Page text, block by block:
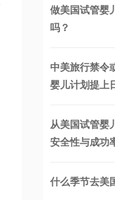
做美国试管婴
吗？
中美旅行禁令
婴儿计划提上
从美国试管婴
安全性与成功
什么季节去美